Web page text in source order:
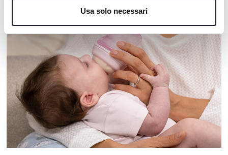
Usa solo necessari